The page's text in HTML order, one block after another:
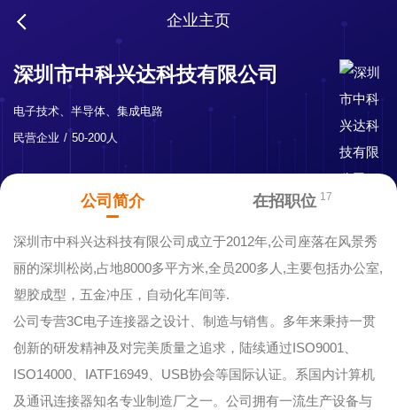
企业主页
深圳市中科兴达科技有限公司
电子技术、半导体、集成电路
民营企业
50-200人
公司简介 在招职位 17
深圳市中科兴达科技有限公司成立于2012年,公司座落在风景秀
丽的深圳松岗,占地8000多平方米,全员200多人,主要包括办公室,
塑胶成型，五金冲压，自动化车间等.
公司专营3C电子连接器之设计、制造与销售。多年来秉持一贯
创新的研发精神及对完美质量之追求，陆续通过ISO9001、
ISO14000、IATF16949、USB协会等国际认证。系国内计算机
及通讯连接器知名专业制造厂之一。公司拥有一流生产设备与